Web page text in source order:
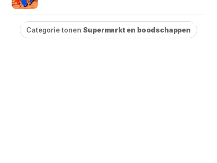
Categorie tonen Supermarkt en boodschappen